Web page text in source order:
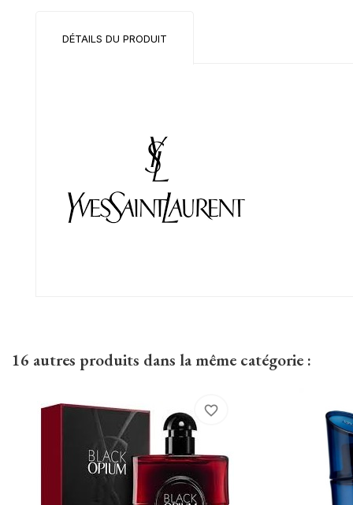
DÉTAILS DU PRODUIT
16 autres produits dans la même catégorie :
favorite_border